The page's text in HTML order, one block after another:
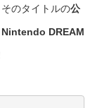
のタイトルの公
Nintendo DREAM